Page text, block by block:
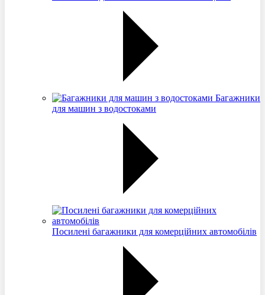
Багажники
для машин з водостоками
Посилені багажники для комерційних автомобілів